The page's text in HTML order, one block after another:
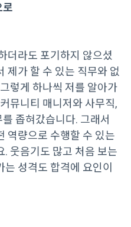
로
더라도 포기하지 않으셨
제가 할 수 있는 직무와 없
렇게 하나씩 저를 알아가
뮤니티 매니저와 사무직,
좁혀갔습니다. 그래서
역량으로 수행할 수 있는
웃음기도 많고 처음 보는
성격도 합격에 요인이